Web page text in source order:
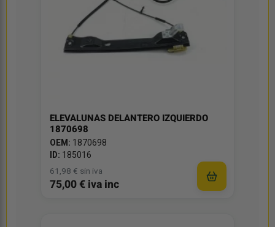
ELEVALUNAS DELANTERO IZQUIERDO
1870698
OEM: 1870698
ID: 185016
61,98 € sin iva
75,00 € iva inc